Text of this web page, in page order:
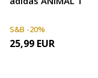
S&B -20%
25,99 EUR